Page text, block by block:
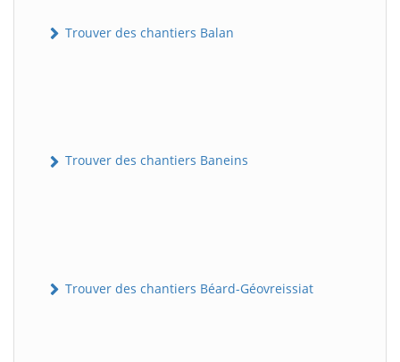
Trouver des chantiers Balan
Trouver des chantiers Baneins
Trouver des chantiers Béard-Géovreissiat